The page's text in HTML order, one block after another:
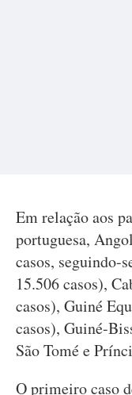
Em relação aos
portuguesa,
casos, seguindo-
15.506 casos),
casos), Guiné
casos), Guiné-
São Tomé e
O primeiro caso